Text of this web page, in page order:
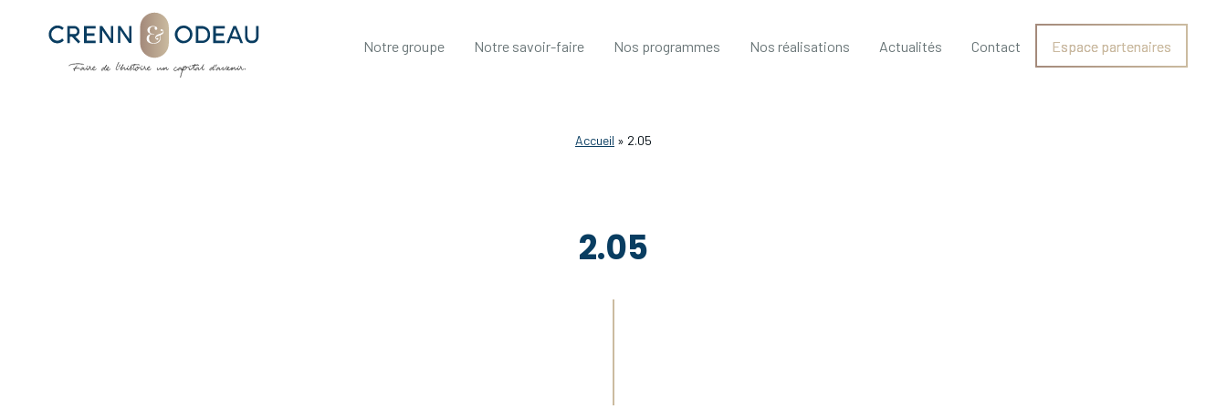
Notre groupe Notre savoir-faire Nos programmes Nos réalisations Actualités Contact Espace partenaires
Accueil » 2.05
2.05